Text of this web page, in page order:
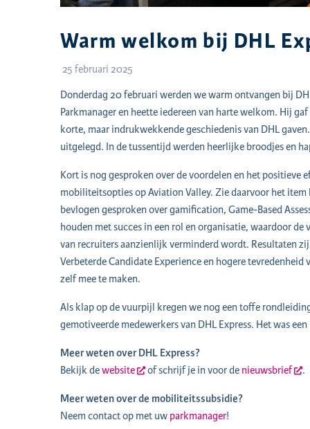
Warm welkom bij DHL
25 februari 2025
Donderdag 20 februari werden we warm ontvangen bij
Parkmanager en heette iedereen van harte welkom. Hij
korte, maar indrukwekkende geschiedenis van DHL
uitgelegd. In de tussentijd werden heerlijke broodjes en
Kort is nog gesproken over de voordelen en het positieve
mobiliteitsopties op Aviation Valley. Zie daarvoor het
bevlogen gesproken over gamification, Game-Based
houden met succes in een rol en organisatie, waardoor
van recruiters aanzienlijk verminderd wordt. Resultaten
Verbeterde Candidate Experience en hogere
zelf mee te maken.
Als klap op de vuurpijl kregen we nog een toffe
gemotiveerde medewerkers van DHL Express. Het was
Meer weten over DHL Express?
Bekijk dewebsite of schrijf je in voor denieuwsbrief
.
Meer weten over de mobiliteitssubsidie?
Neem contact op met uwparkmanager!